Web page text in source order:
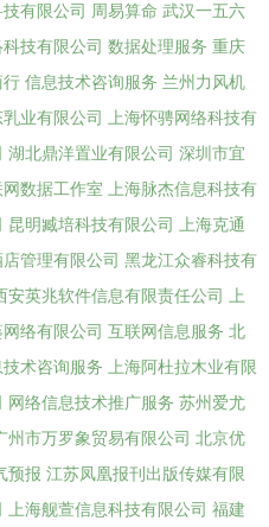
有限公司 周易算命 武汉一五六
科技有限公司 数据处理服务 重庆
行 信息技术咨询服务 兰州力风机
业有限公司
上海怀骋网络科技有
湖北鼎洋置业有限公司 深圳市宜
数据工作室
上海脉杰信息科技有
昆明臧培科技有限公司
上海克通
管理有限公司 黑龙江众睿科技有
安英兆软件信息有限责任公司
上
络有限公司 互联网信息服务 北
术咨询服务
上海阿杜拉木业有限
网络信息技术推广服务 苏州爱尤
州市万罗象贸易有限公司 北京优
预报 江苏凤凰报刊出版传媒有限
上海舰萱信息科技有限公司 福建